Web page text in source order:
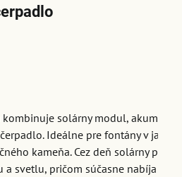
solárny modul,
Ideálne pre fontány v
kameňa. Cez deň solárny panel
svetlu, pričom súčasne nabíja